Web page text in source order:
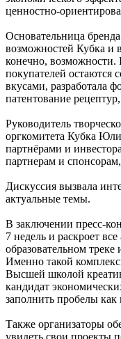
ценностно-
Основательница
возможностей Кубка и
конечно, возможности.
покупателей остаются
вкусами, разработала
патентование
Руководитель
оргкомитета Кубка
партнёрами и
партнерам и
Дискуссия вызвала
актуальные темы.
В заключении пресс-
7 недель и раскроет
образовательном
Именно такой
Высшей школой
кандидат
заполнить пробелы как
Также организаторы
увидеть свои проекты